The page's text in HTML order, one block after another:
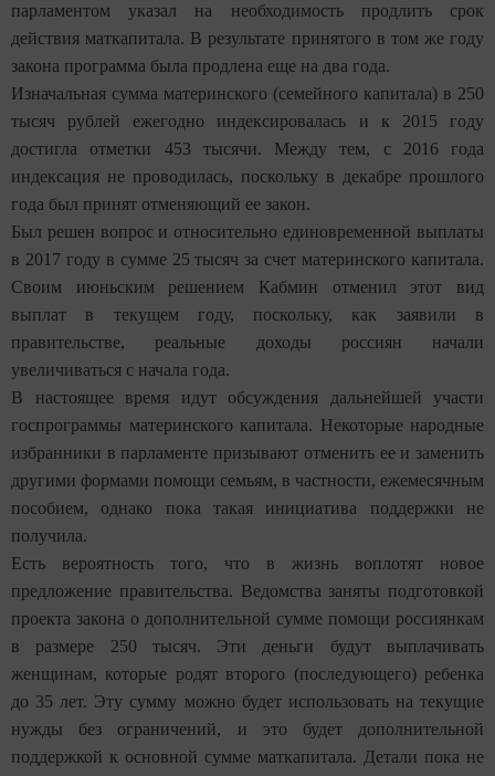
парламентом указал на необходимость продлить срок
действия маткапитала. В результате принятого в том же году
закона программа была продлена еще на два года.
Изначальная сумма материнского (семейного капитала) в 250
тысяч рублей ежегодно индексировалась и к 2015 году
достигла отметки 453 тысячи. Между тем, с 2016 года
индексация не проводилась, поскольку в декабре прошлого
года был принят отменяющий ее закон.
Был решен вопрос и относительно единовременной выплаты
в 2017 году в сумме 25 тысяч за счет материнского капитала.
Своим июньским решением Кабмин отменил этот вид
выплат в текущем году, поскольку, как заявили в
правительстве, реальные доходы россиян начали
увеличиваться с начала года.
В настоящее время идут обсуждения дальнейшей участи
госпрограммы материнского капитала. Некоторые народные
избранники в парламенте призывают отменить ее и заменить
другими формами помощи семьям, в частности, ежемесячным
пособием, однако пока такая инициатива поддержки не
получила.
Есть вероятность того, что в жизнь воплотят новое
предложение правительства. Ведомства заняты подготовкой
проекта закона о дополнительной сумме помощи россиянкам
в размере 250 тысяч. Эти деньги будут выплачивать
женщинам, которые родят второго (последующего) ребенка
до 35 лет. Эту сумму можно будет использовать на текущие
нужды без ограничений, и это будет дополнительной
поддержкой к основной сумме маткапитала. Детали пока не